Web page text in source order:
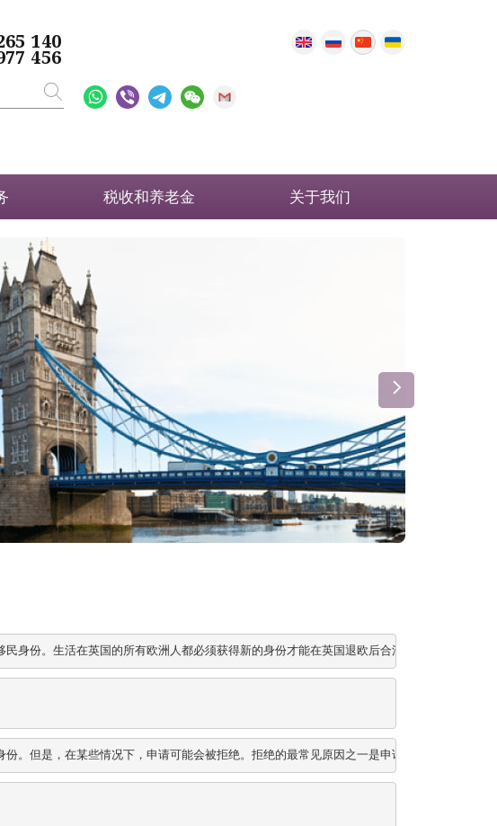
140
456
税收和养老金 关于我们
身份。生活在英国的所有欧洲人都必须获得新的身份才能在英国退欧后合法居住在该国。
。但是，在某些情况下，申请可能会被拒绝。拒绝的最常见原因之一是申请人的犯罪记录。